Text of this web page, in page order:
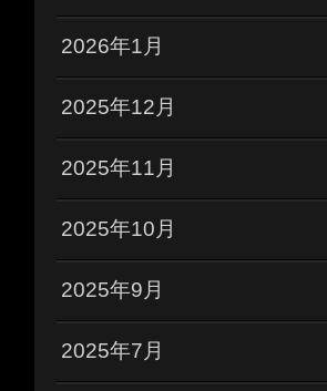
2026年1月
2025年12月
2025年11月
2025年10月
2025年9月
2025年7月